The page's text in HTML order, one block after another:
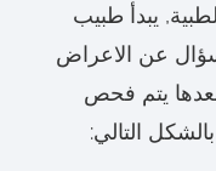
يبدأ طبيب
عن الاعراض
يتم فحص
التالي: